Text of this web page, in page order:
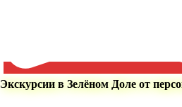
Экскурсии в Зелёном Доле от